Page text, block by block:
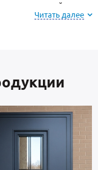
высокой
или из
производства
МДФ.
Читать далее